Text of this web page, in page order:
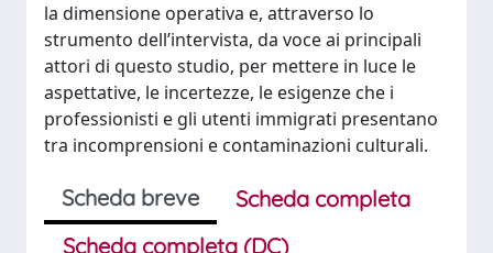
la dimensione operativa e, attraverso lo
strumento dell’intervista, da voce ai principali
attori di questo studio, per mettere in luce le
aspettative, le incertezze, le esigenze che i
professionisti e gli utenti immigrati presentano
tra incomprensioni e contaminazioni culturali.
Scheda breve
Scheda completa
Scheda completa (DC)